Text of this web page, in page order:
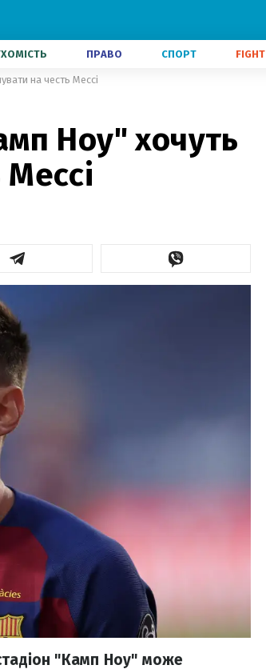
ПРАВО СПОРТ FIGHT
на честь Мессі
Ноу" хочуть
"Камп Ноу" може